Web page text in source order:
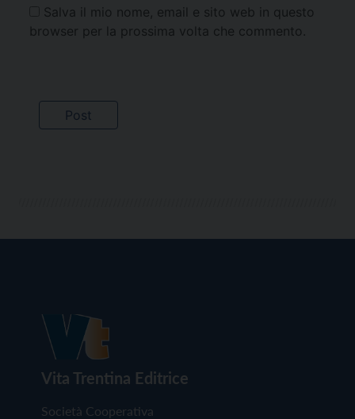
Salva il mio nome, email e sito web in questo
browser per la prossima volta che commento.
Vita Trentina Editrice
Società Cooperativa